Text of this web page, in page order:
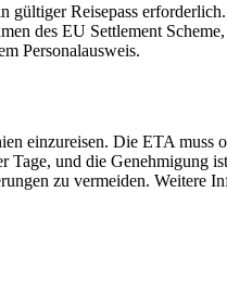
gültiger Reisepass
des EU Settlement
Personalausweis.
einzureisen. Die ETA muss
und die Genehmigung
zu vermeiden. Weitere